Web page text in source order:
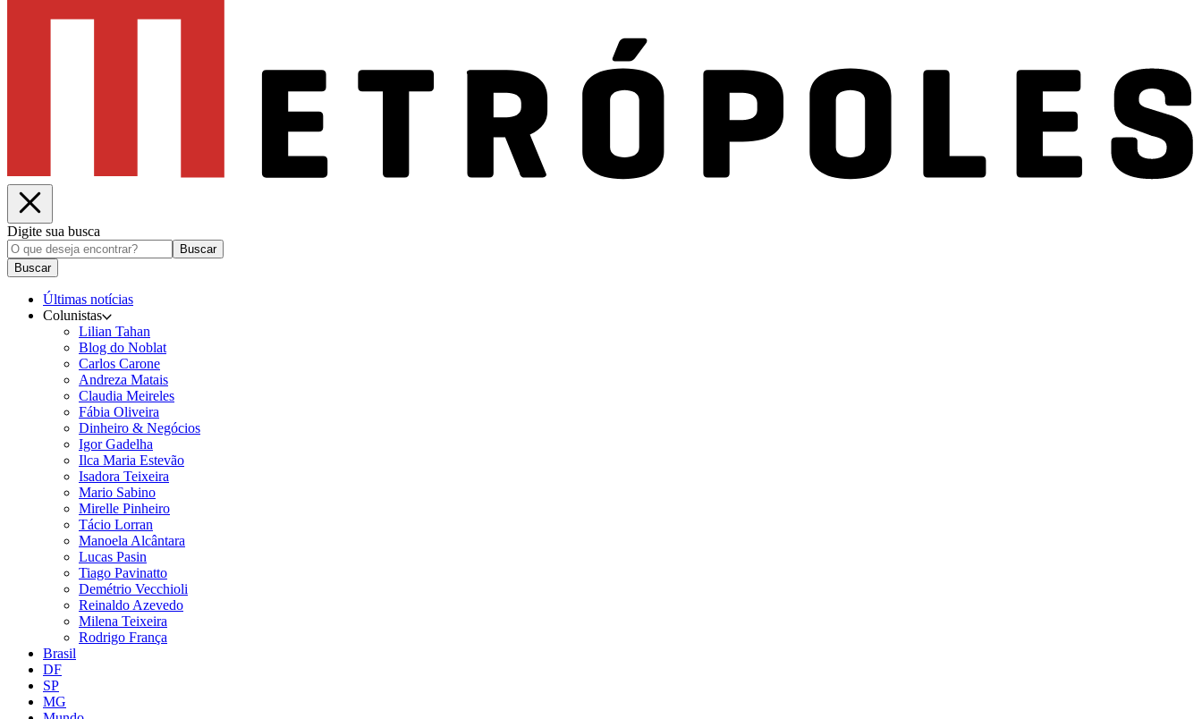
Digite sua busca
Buscar
Buscar
Últimas notícias
Colunistas
Lilian Tahan
Blog do Noblat
Carlos Carone
Andreza Matais
Claudia Meireles
Fábia Oliveira
Dinheiro & Negócios
Igor Gadelha
Ilca Maria Estevão
Isadora Teixeira
Mario Sabino
Mirelle Pinheiro
Tácio Lorran
Manoela Alcântara
Lucas Pasin
Tiago Pavinatto
Demétrio Vecchioli
Reinaldo Azevedo
Milena Teixeira
Rodrigo França
Brasil
DF
SP
MG